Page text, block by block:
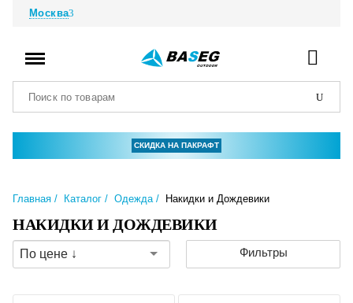
Москва
СКИДКА НА ПАКРАФТ
Главная Каталог Одежда Накидки и Дождевики
НАКИДКИ И ДОЖДЕВИКИ
По цене ↓ Фильтры